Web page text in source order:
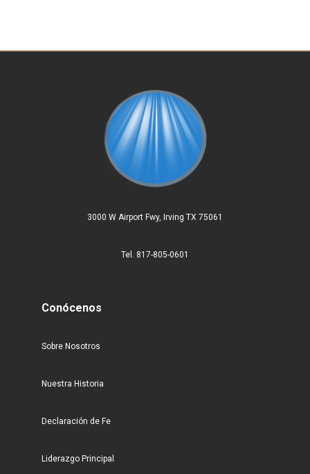
3000 W Airport Fwy, Irving TX 75061
Tel. 817-805-0601
Conócenos
Sobre Nosotros
Nuestra Historia
Declaración de Fe
Liderazgo Principal